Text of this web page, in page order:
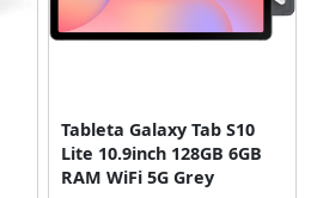
Tableta Galaxy Tab S10
Lite 10.9inch 128GB 6GB
RAM WiFi 5G Grey